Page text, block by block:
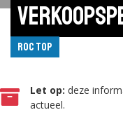
ROC TOP
Let op: deze
actueel.